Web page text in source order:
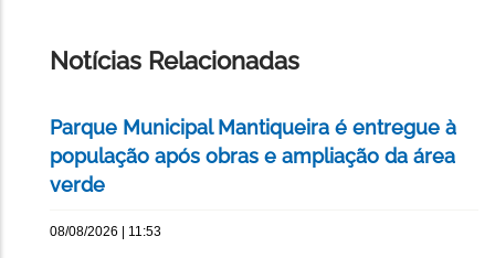
Notícias Relacionadas
Parque Municipal Mantiqueira é entregue à
população após obras e ampliação da área
verde
08/08/2026 | 11:53